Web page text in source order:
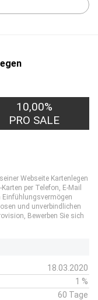
10,00%
PRO SALE
Webseite Kartenlegen
per Telefon, E-Mail
Einfühlungsvermögen
und unverbindlichen
Bewerben Sie sich
18.03.2020
1 %
60 Tage